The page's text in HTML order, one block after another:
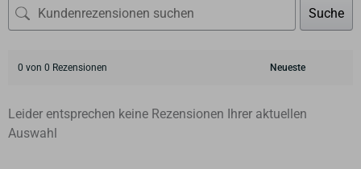
Suche
0 von 0 Rezensionen
Leider entsprechen keine Rezensionen Ihrer aktuellen
Auswahl